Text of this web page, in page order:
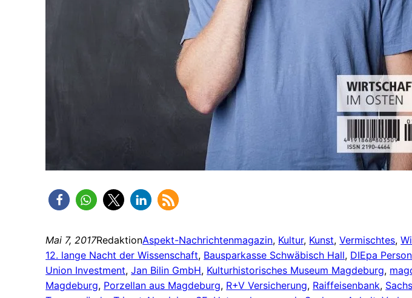
Mai 7, 2017RedaktionAspekt-Nachrichtenmagazin, Kultur, Kunst, Vermischtes,
12. lange Nacht der Wissenschaft, Bausparkasse Schwäbisch Hall, DIEpa
Union Investment, Jan Bilin GmbH, Kulturhistorisches Museum Magdeburg,
Magdeburg, Porzellan aus Magdeburg, R+V Versicherung, Raiffeisenbank,